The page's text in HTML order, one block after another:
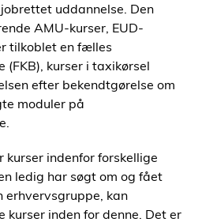
uddannelse. Den
AMU-kurser, EUD-
tilkoblet en fælles
(FKB), kurser i taxikørsel
efter bekendtgørelse om
moduler på
kurser indenfor forskellige
ledig har søgt om og fået
erhvervsgruppe, kan
kurser inden for denne. Det er